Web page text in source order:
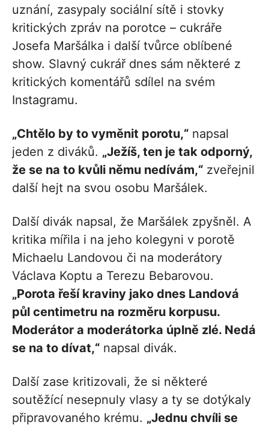
uznání, zasypaly sociální sítě i stovky
kritických zpráv na porotce – cukráře
Josefa Maršálka i další tvůrce oblíbené
show. Slavný cukrář dnes sám některé z
kritických komentářů sdílel na svém
Instagramu.
„Chtělo by to vyměnit porotu,“ napsal
jeden z diváků. „Ježíš, ten je tak odporný,
že se na to kvůli němu nedívám,“ zveřejnil
další hejt na svou osobu Maršálek.
Další divák napsal, že Maršálek zpyšněl. A
kritika mířila i na jeho kolegyni v porotě
Michaelu Landovou či na moderátory
Václava Koptu a Terezu Bebarovou.
„Porota řeší kraviny jako dnes Landová
půl centimetru na rozměru korpusu.
Moderátor a moderátorka úplně zlé. Nedá
se na to dívat,“ napsal divák.
Další zase kritizovali, že si některé
soutěžící nesepnuly vlasy a ty se dotýkaly
připravovaného krému. „Jednu chvíli se